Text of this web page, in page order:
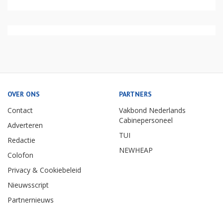
OVER ONS
Contact
Adverteren
Redactie
Colofon
Privacy & Cookiebeleid
Nieuwsscript
Partnernieuws
PARTNERS
Vakbond Nederlands
Cabinepersoneel
TUI
NEWHEAP